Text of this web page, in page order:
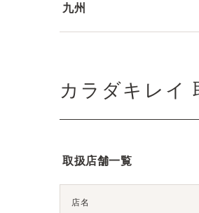
九州
カラダキレイ
取扱店舗一覧
店名